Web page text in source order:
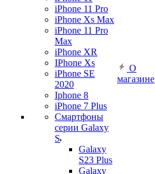
iPhone 11 Pro
iPhone Xs Max
iPhone 11 Pro
Max
iPhone XR
IPhone Xs
iPhone SE
2020
Iphone 8
iPhone 7 Plus
Смартфоны
серии Galaxy
S
Galaxy
S23 Plus
Galaxy
О
магазине